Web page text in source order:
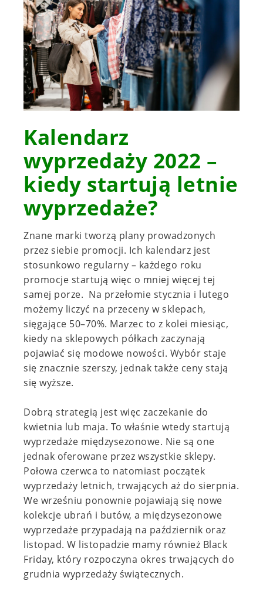
Kalendarz
wyprzedaży 2022 –
kiedy startują letnie
wyprzedaże?
Znane marki tworzą plany prowadzonych
przez siebie promocji. Ich kalendarz jest
stosunkowo regularny – każdego roku
promocje startują więc o mniej więcej tej
samej porze. Na przełomie stycznia i lutego
możemy liczyć na przeceny w sklepach,
sięgające 50–70%. Marzec to z kolei miesiąc,
kiedy na sklepowych półkach zaczynają
pojawiać się modowe nowości. Wybór staje
się znacznie szerszy, jednak także ceny stają
się wyższe.
Dobrą strategią jest więc zaczekanie do
kwietnia lub maja. To właśnie wtedy startują
wyprzedaże międzysezonowe. Nie są one
jednak oferowane przez wszystkie sklepy.
Połowa czerwca to natomiast początek
wyprzedaży letnich, trwających aż do sierpnia.
We wrześniu ponownie pojawiają się nowe
kolekcje ubrań i butów, a międzysezonowe
wyprzedaże przypadają na październik oraz
listopad. W listopadzie mamy również Black
Friday, który rozpoczyna okres trwających do
grudnia wyprzedaży świątecznych.